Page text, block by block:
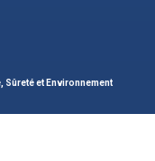
Sûreté et Environnement